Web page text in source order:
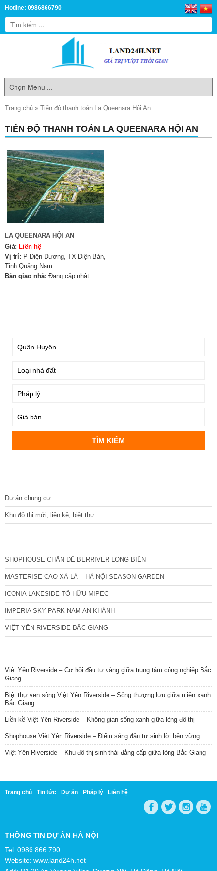
Hotline: 0986866790
Trang chủ » Tiến độ thanh toán La Queenara Hội An
TIẾN ĐỘ THANH TOÁN LA QUEENARA HỘI AN
LA QUEENARA HỘI AN
Giá: Liên hệ
Vị trí: P Điện Dương, TX Điện Bàn,
Tỉnh Quảng Nam
Bàn giao nhà: Đang cập nhật
Dự án chung cư
Khu đô thị mới, liền kề, biệt thự
SHOPHOUSE CHÂN ĐẾ BERRIVER LONG BIÊN
MASTERISE CAO XÀ LÁ – HÀ NỘI SEASON GARDEN
ICONIA LAKESIDE TỐ HỮU MIPEC
IMPERIA SKY PARK NAM AN KHÁNH
VIỆT YÊN RIVERSIDE BẮC GIANG
Việt Yên Riverside – Cơ hội đầu tư vàng giữa trung tâm công nghiệp Bắc
Giang
Biệt thự ven sông Việt Yên Riverside – Sống thượng lưu giữa miền xanh
Bắc Giang
Liền kề Việt Yên Riverside – Không gian sống xanh giữa lòng đô thị
Shophouse Việt Yên Riverside – Điểm sáng đầu tư sinh lời bền vững
Việt Yên Riverside – Khu đô thị sinh thái đẳng cấp giữa lòng Bắc Giang
Trang chủ Tin tức Dự án Pháp lý Liên hệ
THÔNG TIN DỰ ÁN HÀ NỘI
Tel: 0986 866 790
Website: www.land24h.net